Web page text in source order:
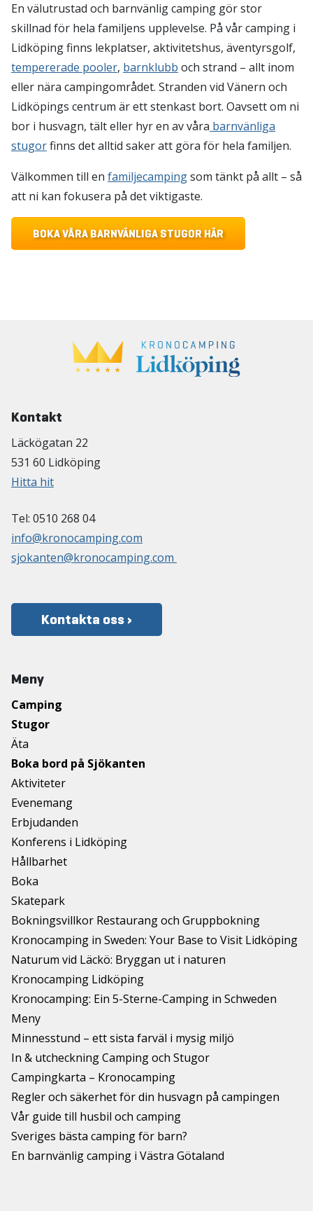
En välutrustad och barnvänlig camping gör stor
skillnad för hela familjens upplevelse. På vår camping i
Lidköping finns lekplatser, aktivitetshus, äventyrsgolf,
tempererade pooler, barnklubb och strand – allt inom
eller nära campingområdet. Stranden vid Vänern och
Lidköpings centrum är ett stenkast bort. Oavsett om ni
bor i husvagn, tält eller hyr en av våra barnvänliga
stugorfinns det alltid saker att göra för hela familjen.
Välkommen till en familjecampingsom tänkt på allt – så
att ni kan fokusera på det viktigaste.
BOKA VÅRA BARNVÄNLIGA STUGOR HÄR
Kontakt
Läckögatan 22
531 60 Lidköping
Hitta hit
Tel: 0510 268 04
info@kronocamping.com
sjokanten@kronocamping.com
Kontakta oss ›
Meny
Camping
Stugor
Äta
Boka bord på Sjökanten
Aktiviteter
Evenemang
Erbjudanden
Konferens i Lidköping
Hållbarhet
Boka
Skatepark
Bokningsvillkor Restaurang och Gruppbokning
Kronocamping in Sweden: Your Base to Visit Lidköping
Naturum vid Läckö: Bryggan ut i naturen
Kronocamping Lidköping
Kronocamping: Ein 5-Sterne-Camping in Schweden
Meny
Minnesstund – ett sista farväl i mysig miljö
In & utcheckning Camping och Stugor
Campingkarta – Kronocamping
Regler och säkerhet för din husvagn på campingen
Vår guide till husbil och camping
Sveriges bästa camping för barn?
En barnvänlig camping i Västra Götaland